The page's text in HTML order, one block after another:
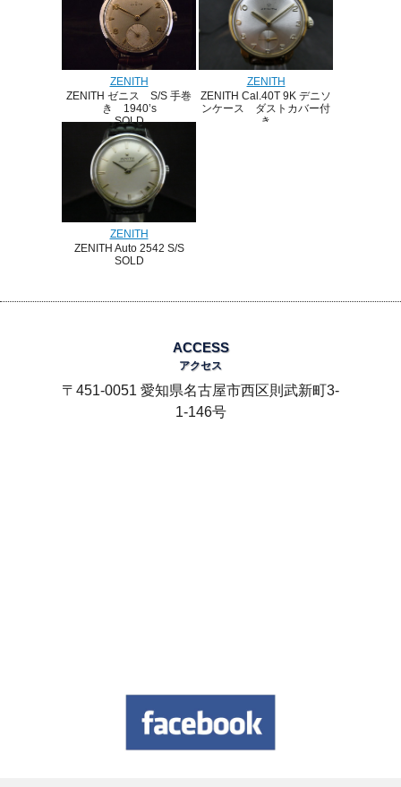
ZENITH
ZENITH ゼニス S/S 手巻
き 1940’s
SOLD
ZENITH
ZENITH Cal.40T 9K デニソ
ンケース ダストカバー付
き
ZENITH
ZENITH Auto 2542 S/S
SOLD
ACCESS
アクセス
〒451-0051 愛知県名古屋市西区則武新町3-
1-146号